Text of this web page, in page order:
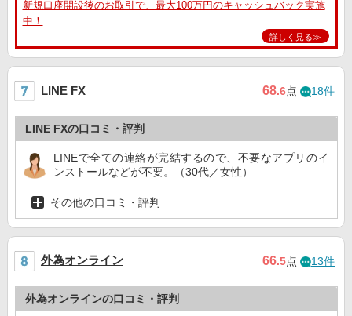
新規口座開設後のお取引で、最大100万円のキャッシュバック実施
中！
詳しく見る≫
LINE FX 68.6点 18件
LINE FXの口コミ・評判
LINEで全ての連絡が完結するので、不要なアプリのイ
ンストールなどが不要。（30代／女性）
その他の口コミ・評判
外為オンライン 66.5点 13件
外為オンラインの口コミ・評判